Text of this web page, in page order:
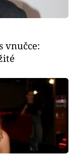
vnučce: